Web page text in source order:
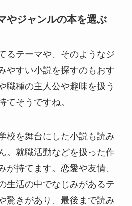
やジャンルの本を選ぶ
るテーマや、そのようなジ
やすい小説を探すのもおす
職種の主人公や趣味を扱う
てそうですね。
校を舞台にした小説も読み
。就職活動などを扱った作
が持てます。恋愛や友情、
生活の中でなじみがあるテ
驚きがあり、最後まで読み